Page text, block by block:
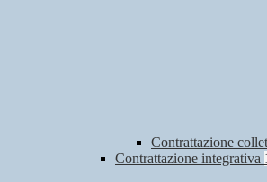
Contrattazione
Contrattazione integrativa